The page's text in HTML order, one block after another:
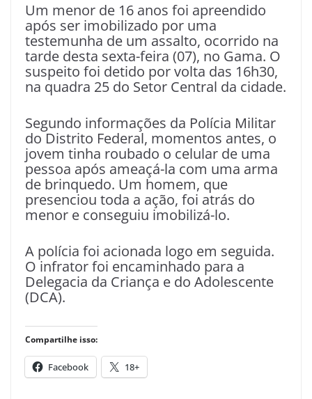
Um menor de 16 anos foi apreendido
após ser imobilizado por uma
testemunha de um assalto, ocorrido na
tarde desta sexta-feira (07), no Gama. O
suspeito foi detido por volta das 16h30,
na quadra 25 do Setor Central da cidade.
Segundo informações da Polícia Militar
do Distrito Federal, momentos antes, o
jovem tinha roubado o celular de uma
pessoa após ameaçá-la com uma arma
de brinquedo. Um homem, que
presenciou toda a ação, foi atrás do
menor e conseguiu imobilizá-lo.
A polícia foi acionada logo em seguida.
O infrator foi encaminhado para a
Delegacia da Criança e do Adolescente
(DCA).
Compartilhe isso:
Facebook 18+